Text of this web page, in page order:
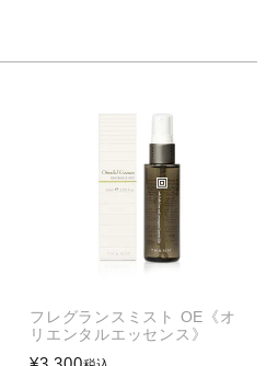
フレグランスミスト OE《オ
リエンタルエッセンス》